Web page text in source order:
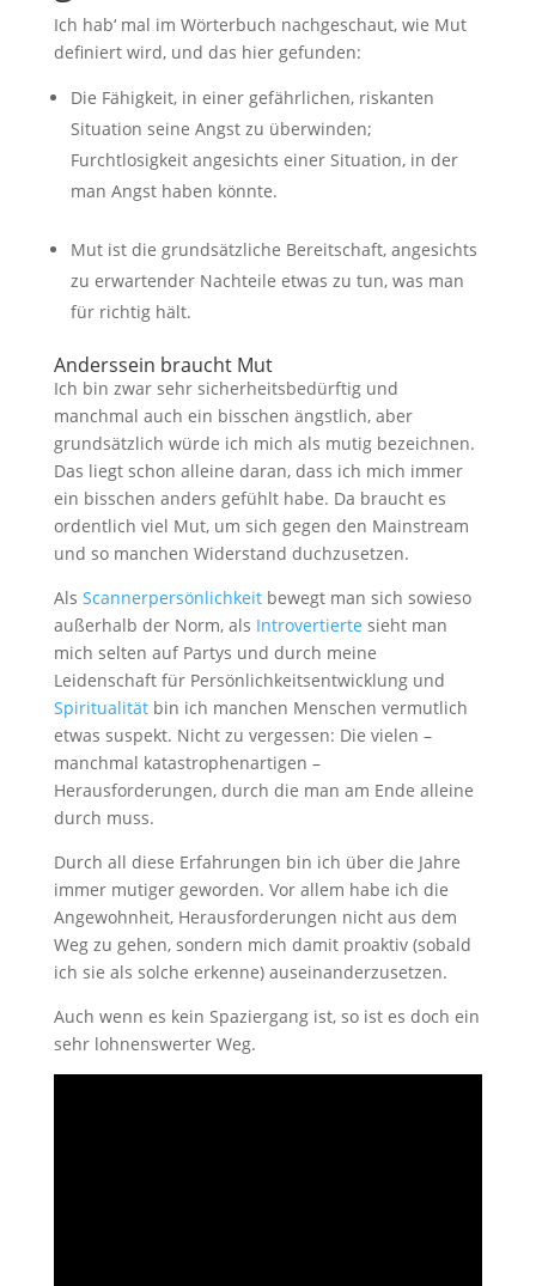
Ich hab‘ mal im Wörterbuch nachgeschaut, wie Mut
definiert wird, und das hier gefunden:
Die Fähigkeit, in einer gefährlichen, riskanten
Situation seine Angst zu überwinden;
Furchtlosigkeit angesichts einer Situation, in der
man Angst haben könnte.
Mut ist die grundsätzliche Bereitschaft, angesichts
zu erwartender Nachteile etwas zu tun, was man
für richtig hält.
Anderssein braucht Mut
Ich bin zwar sehr sicherheitsbedürftig und
manchmal auch ein bisschen ängstlich, aber
grundsätzlich würde ich mich als mutig bezeichnen.
Das liegt schon alleine daran, dass ich mich immer
ein bisschen anders gefühlt habe. Da braucht es
ordentlich viel Mut, um sich gegen den Mainstream
und so manchen Widerstand duchzusetzen.
Als Scannerpersönlichkeitbewegt man sich sowieso
außerhalb der Norm, als Introvertierte sieht man
mich selten auf Partys und durch meine
Leidenschaft für Persönlichkeitsentwicklung und
Spiritualitätbin ich manchen Menschen vermutlich
etwas suspekt. Nicht zu vergessen: Die vielen –
manchmal katastrophenartigen –
Herausforderungen, durch die man am Ende alleine
durch muss.
Durch all diese Erfahrungen bin ich über die Jahre
immer mutiger geworden. Vor allem habe ich die
Angewohnheit, Herausforderungen nicht aus dem
Weg zu gehen, sondern mich damit proaktiv (sobald
ich sie als solche erkenne) auseinanderzusetzen.
Auch wenn es kein Spaziergang ist, so ist es doch ein
sehr lohnenswerter Weg.